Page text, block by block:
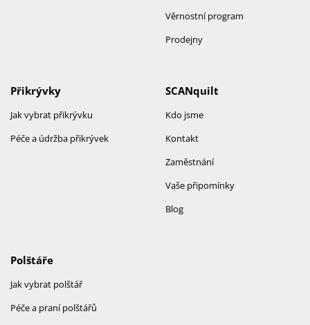
Věrnostní program
Prodejny
SCANquilt
Kdo jsme
Kontakt
Zaměstnání
Vaše připomínky
Blog
Přikrývky
Jak vybrat přikrývku
Péče a údržba přikrývek
Polštáře
Jak vybrat polštář
Péče a praní polštářů